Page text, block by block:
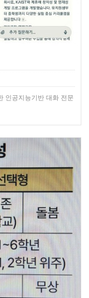
인공지능기반 대화 전문